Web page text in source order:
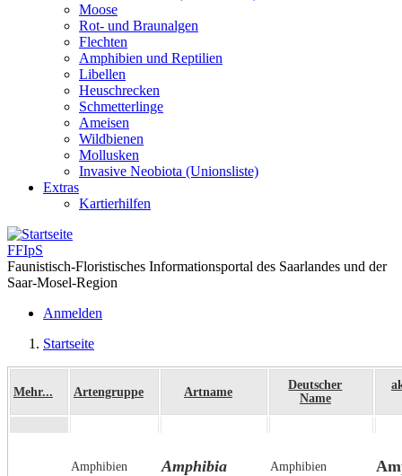
Moose
Rot- und Braunalgen
Flechten
Amphibien und Reptilien
Libellen
Heuschrecken
Schmetterlinge
Ameisen
Wildbienen
Mollusken
Invasive Neobiota (Unionsliste)
Extras
Kartierhilfen
FFIpS
Faunistisch-Floristisches Informationsportal des Saarlandes und der
Saar-Mosel-Region
User
menu
Anmelden
Pfadnavigation
Startseite
Mehr... Artengruppe Artname
Deutscher
Name
Amphibien Amphibia Amphibien